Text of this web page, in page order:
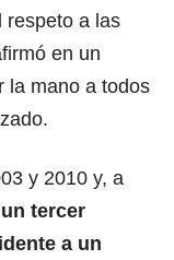
respeto a las
en un
la mano a todos
y 2010 y, a
tercer
a un